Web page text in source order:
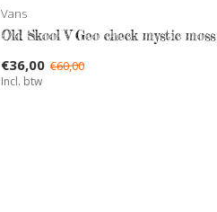
Vans
Old Skool V Geo check mystic moss
€36,00 €60,00
Incl. btw